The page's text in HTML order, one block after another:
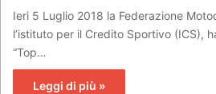
Ieri 5 Luglio 2018 la Federazione
l’istituto per il Credito Sportivo (ICS),
“Top…
Leggi di più »